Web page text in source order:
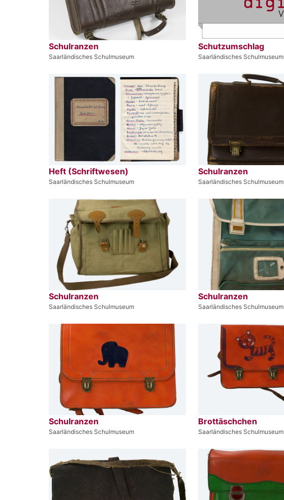
Schulranzen
Saarländisches Schulmuseum
Schutzumschlag
Saarländisches Schulmuseum
Heft (Schriftwesen)
Saarländisches Schulmuseum
Schulranzen
Saarländisches Schulmuseum
Schulranzen
Saarländisches Schulmuseum
Schulranzen
Saarländisches Schulmuseum
Schulranzen
Saarländisches Schulmuseum
Brottäschchen
Saarländisches Schulmuseum